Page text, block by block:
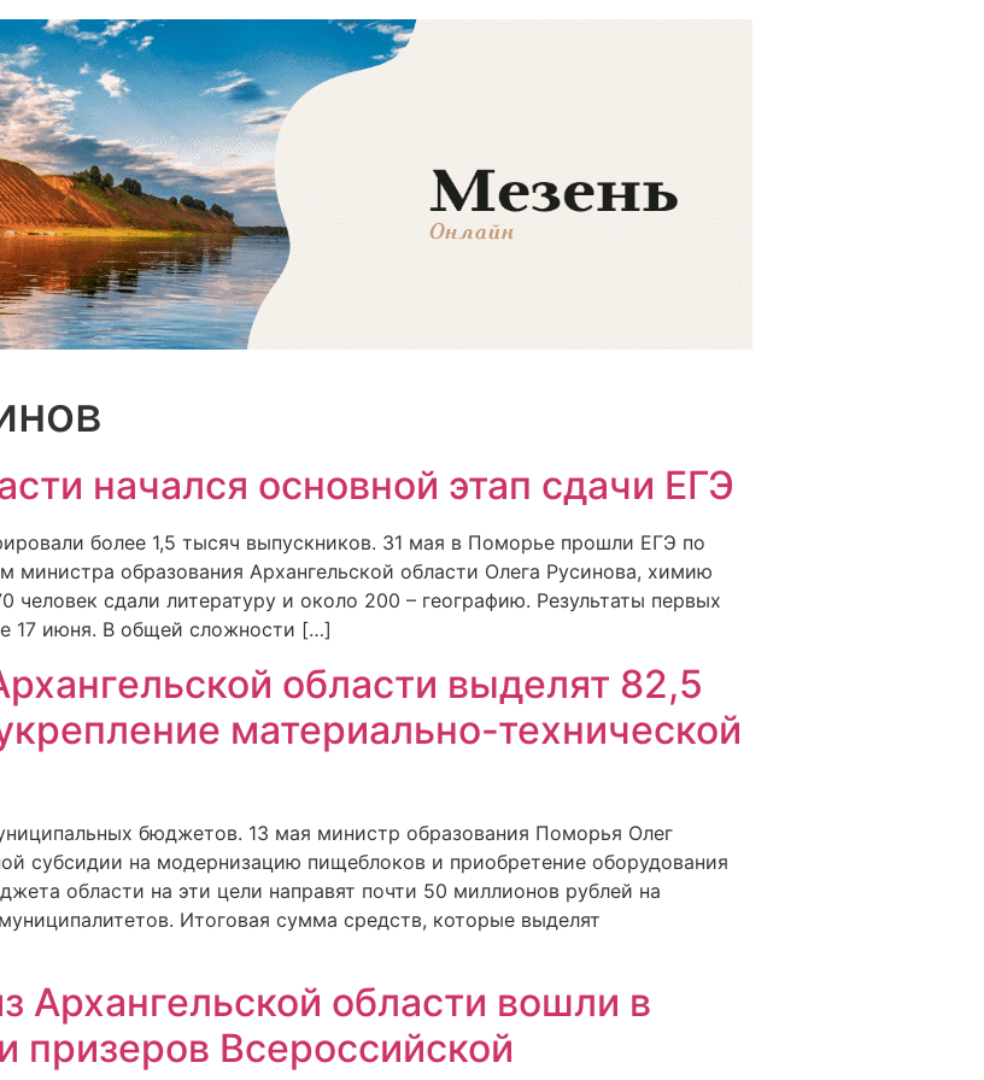
начался основной этап сдачи ЕГЭ
более 1,5 тысяч выпускников. 31 мая в Поморье прошли ЕГЭ по
министра образования Архангельской области Олега Русинова, химию
человек сдали литературу и около 200 – географию. Результаты первых
17 июня. В общей сложности […]
области выделят 82,5
материально-технической
бюджетов. 13 мая министр образования Поморья Олег
субсидии на модернизацию пищеблоков и приобретение оборудования
области на эти цели направят почти 50 миллионов рублей на
Итоговая сумма средств, которые выделят
Архангельской области вошли в
призеров Всероссийской